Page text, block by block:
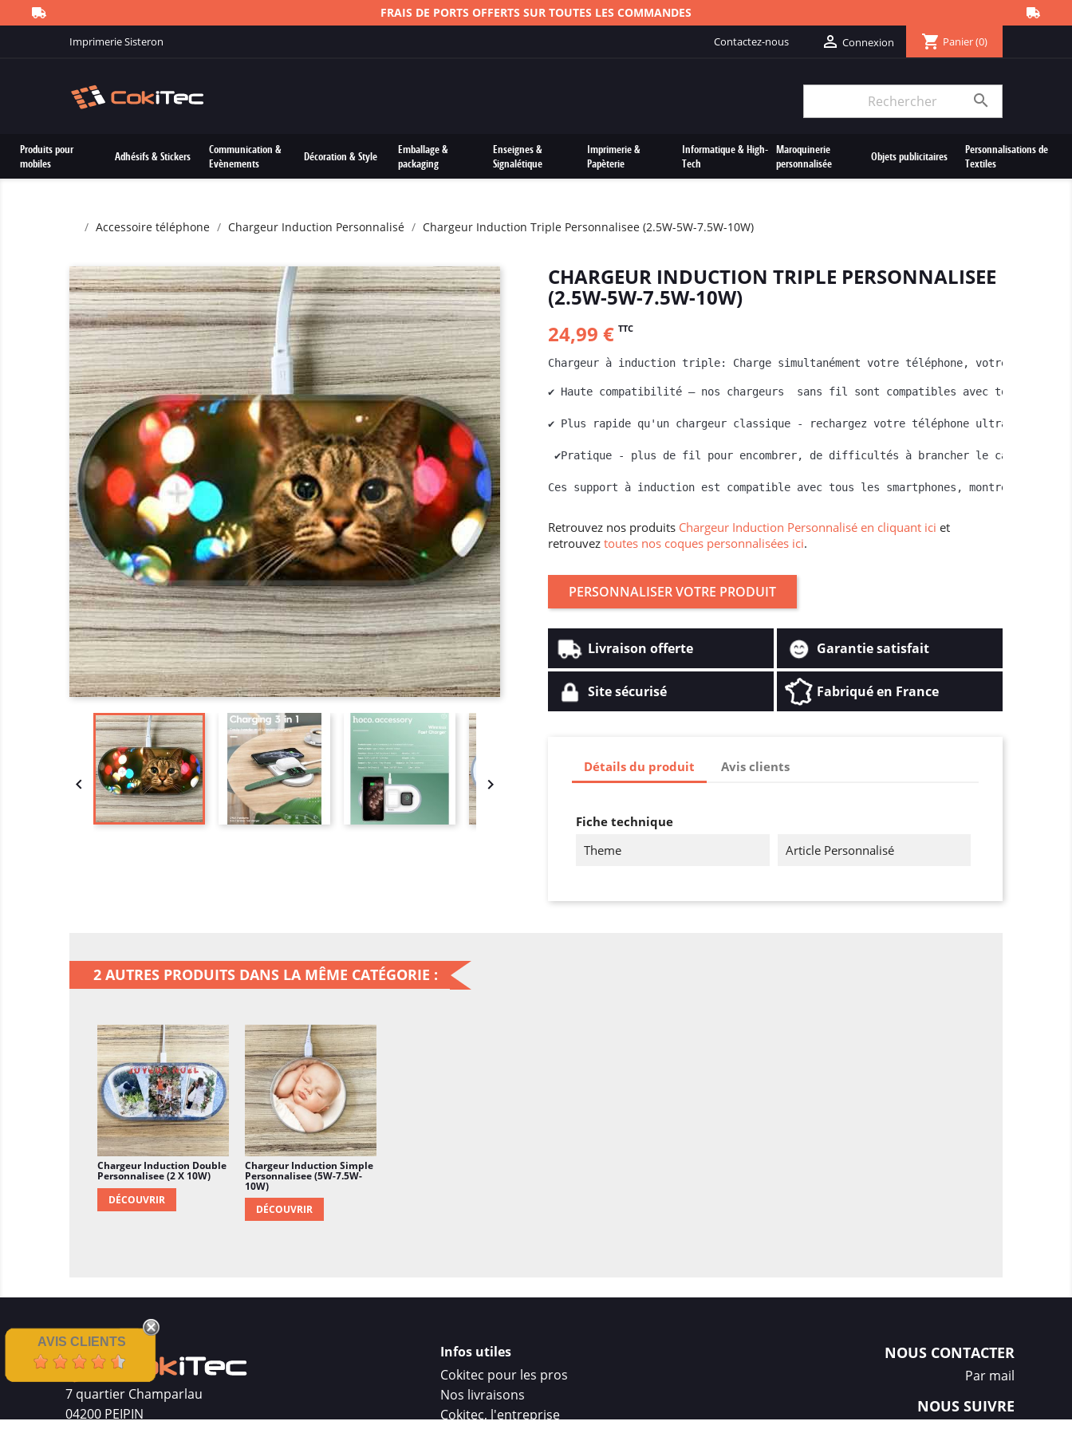
FRAIS DE PORTS OFFERTS SUR TOUTES LES COMMANDES
Imprimerie Sisteron Contactez-nous  Connexion shopping_cart Panier(0)

Produits pour
mobiles
Adhésifs & Stickers
Communication &
Evènements
Décoration & Style
Emballage &
packaging
Enseignes &
Signalétique
Imprimerie &
Papèterie
Informatique & High-
Tech
Maroquinerie
personnalisée
Objets publicitaires
Personnalisations de
Textiles
Accessoire téléphone Chargeur Induction Personnalisé Chargeur Induction Triple Personnalisee (2.5W-5W-7.5W-10W)
 
CHARGEUR INDUCTION TRIPLE PERSONNALISEE
(2.5W-5W-7.5W-10W)
24,99 € TTC
Chargeur à induction triple: Charge simultanément votre téléphone, votre
✔ Haute compatibilité – nos chargeurs  sans fil sont compatibles avec tous les
✔ Plus rapide qu'un chargeur classique - rechargez votre téléphone ultra
✔Pratique - plus de fil pour encombrer, de difficultés à brancher le câble dans
Ces support à induction est compatible avec tous les smartphones, montres
Retrouvez nos produits Chargeur Induction Personnalisé en cliquant ici et
retrouvez toutes nos coques personnalisées ici.
PERSONNALISER VOTRE PRODUIT
Livraison offerte Garantie satisfait
Site sécurisé Fabriqué en France
Détails du produit Avis clients
Fiche technique
Theme
Article Personnalisé
2 AUTRES PRODUITS DANS LA MÊME CATÉGORIE :
Chargeur Induction Double
Personnalisee (2 X 10W)
DÉCOUVRIR
Chargeur Induction Simple
Personnalisee (5W-7.5W-
10W)
DÉCOUVRIR
7 quartier Champarlau
04200 PEIPIN
Infos utiles
Cokitec pour les pros
Nos livraisons
Cokitec, l'entreprise
NOUS CONTACTER
Par mail
NOUS SUIVRE
AVIS CLIENTS